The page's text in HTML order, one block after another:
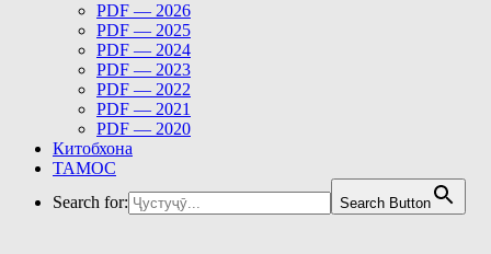
PDF — 2026
PDF — 2025
PDF — 2024
PDF — 2023
PDF — 2022
PDF — 2021
PDF — 2020
Китобхона
ТАМОС
Search for:
Search Button